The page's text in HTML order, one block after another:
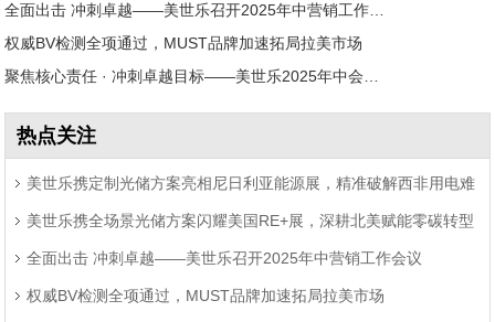
全面出击 冲刺卓越——美世乐召开2025年中营销工作会议
权威BV检测全项通过，MUST品牌加速拓局拉美市场
聚焦核心责任 · 冲刺卓越目标——美世乐2025年中会议圆满举行
热点关注
美世乐携定制光储方案亮相尼日利亚能源展，精准破解西非用电难
题 美世乐携全场景光储方案闪耀美国RE+展，深耕北美赋能零碳转型
全面出击 冲刺卓越——美世乐召开2025年中营销工作会议
权威BV检测全项通过，MUST品牌加速拓局拉美市场